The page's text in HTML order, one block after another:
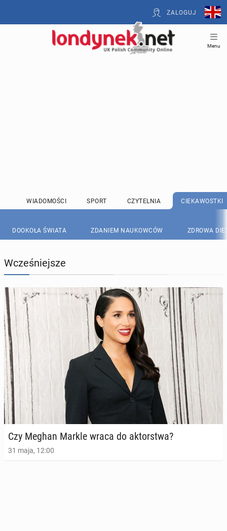
ZALOGUJ
Menu
WIADOMOŚCI SPORT CZYTELNIA CIEKAWOSTKI
DOOKOŁA ŚWIATA ZDANIEM NAUKOWCÓW ZDROWA
Wcześniejsze
Czy Meghan Markle wraca do ak­tor­stwa?
31 maja, 12:00